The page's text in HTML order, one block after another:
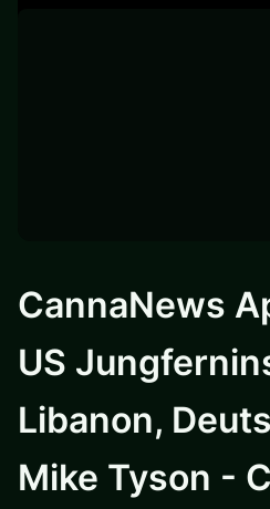
CannaNews
US
Libanon,
Mike Tyson -